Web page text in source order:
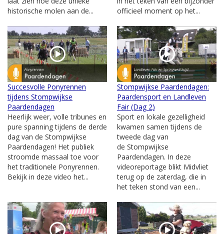
historische molen aan de...
officieel moment op het...
Succesvolle Ponyrennen
tijdens Stompwijkse
Paardendagen
Heerlijk weer, volle tribunes en
pure spanning tijdens de derde
dag van de Stompwijkse
Paardendagen! Het publiek
stroomde massaal toe voor
het traditionele Ponyrennen.
Bekijk in deze video het...
Stompwijkse Paardendagen:
Paardensport en Landleven
Fair (Dag 2)
Sport en lokale gezelligheid
kwamen samen tijdens de
tweede dag van
de Stompwijkse
Paardendagen. In deze
videoreportage blikt Midvliet
terug op de zaterdag, die in
het teken stond van een...